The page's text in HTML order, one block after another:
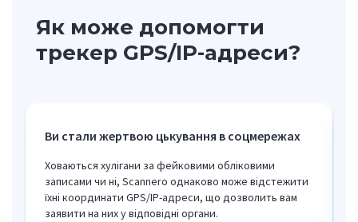
Як може допомогти
трекер GPS/IP-адреси?
Ви стали жертвою цькування в соцмережах
Ховаються хулігани за фейковими обліковими
записами чи ні, Scannero однаково може відстежити
їхні координати GPS/IP-адреси, що дозволить вам
заявити на них у відповідні органи.